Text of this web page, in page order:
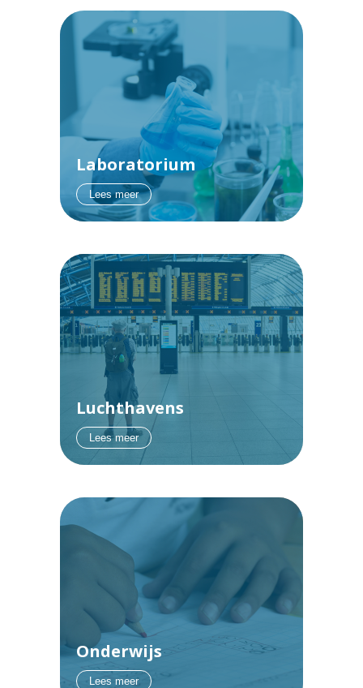
Laboratorium
Lees meer
Luchthavens
Lees meer
Onderwijs
Lees meer